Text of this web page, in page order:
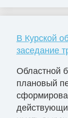
В Курской
заседание
Областной
плановый